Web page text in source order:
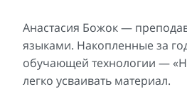
Анастасия Божок —
языками. Накопленные за
обучающей технологии —
легко усваивать материал.